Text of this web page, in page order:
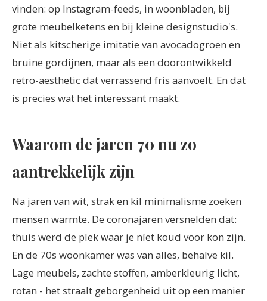
vinden: op Instagram-feeds, in woonbladen, bij
grote meubelketens en bij kleine designstudio's.
Niet als kitscherige imitatie van avocadogroen en
bruine gordijnen, maar als een doorontwikkeld
retro-aesthetic dat verrassend fris aanvoelt. En dat
is precies wat het interessant maakt.
Waarom de jaren 70 nu zo
aantrekkelijk zijn
Na jaren van wit, strak en kil minimalisme zoeken
mensen warmte. De coronajaren versnelden dat:
thuis werd de plek waar je níet koud voor kon zijn.
En de 70s woonkamer was van alles, behalve kil.
Lage meubels, zachte stoffen, amberkleurig licht,
rotan - het straalt geborgenheid uit op een manier